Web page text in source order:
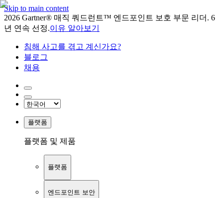
Skip to main content
2026 Gartner® 매직 쿼드런트™ 엔드포인트 보호 부문 리더. 6
년 연속 선정.이유 알아보기
침해 사고를 겪고 계신가요?
블로그
채용
플랫폼
플랫폼 및 제품
플랫폼
엔드포인트 보안